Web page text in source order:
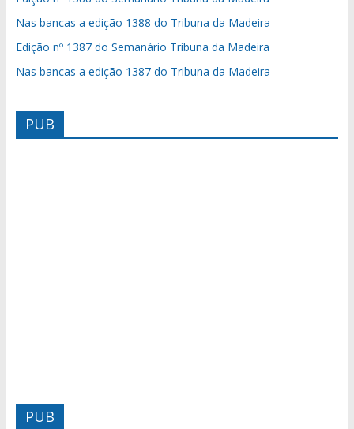
Nas bancas a edição 1388 do Tribuna da Madeira
Edição nº 1387 do Semanário Tribuna da Madeira
Nas bancas a edição 1387 do Tribuna da Madeira
PUB
PUB